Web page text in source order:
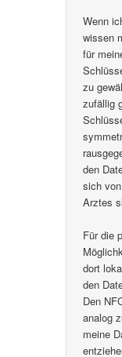
Wenn
wissen
für
zu
zufällig
den
sich
Arztes
Für die
dort
den
Den
analog
meine